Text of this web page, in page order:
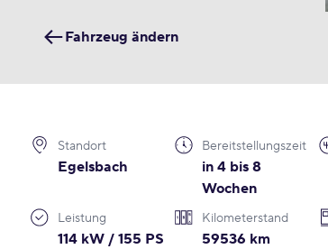
Fahrzeug ändern
Standort
Egelsbach
Bereitstellungszeit
in 4 bis 8
Wochen
Leistung
114 kW / 155 PS
Kilometerstand
59536 km